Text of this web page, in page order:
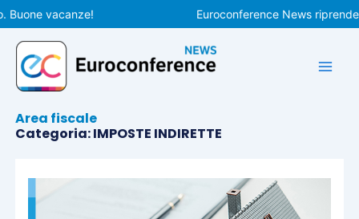
Vai
al
contenuto
vacanze! Euroconference News riprenderà le
Area fiscale
Categoria: IMPOSTE INDIRETTE